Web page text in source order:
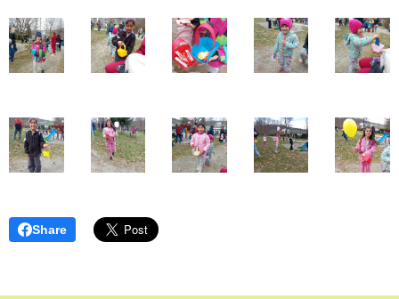
Share